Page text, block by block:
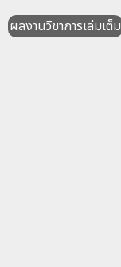
ผลงานวิชาการเล่มเต็ม